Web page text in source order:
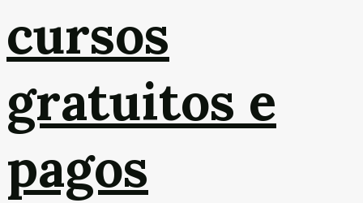
cursos
gratuitos e
pagos